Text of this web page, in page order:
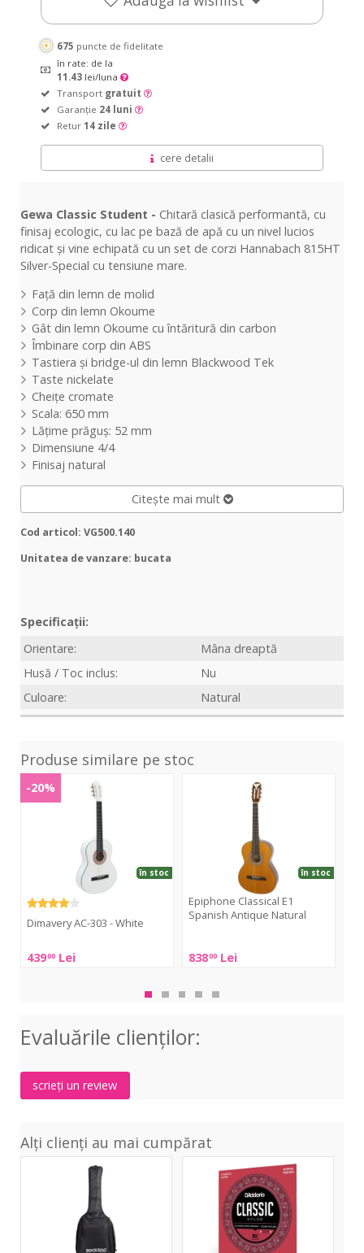
675 puncte de fidelitate
în rate: de la
11.43 lei/luna
Transport gratuit
Garanție 24 luni
Retur 14 zile
cere detalii
Gewa Classic Student - Chitară clasică performantă, cu
finisaj ecologic, cu lac pe bază de apă cu un nivel lucios
ridicat și vine echipată cu un set de corzi Hannabach 815HT
Silver-Special cu tensiune mare.
Față din lemn de molid
Corp din lemn Okoume
Gât din lemn Okoume cu întăritură din carbon
Îmbinare corp din ABS
Tastiera și bridge-ul din lemn Blackwood Tek
Taste nickelate
Cheițe cromate
Scala: 650 mm
Lățime prăguș: 52 mm
Dimensiune 4/4
Finisaj natural
Citește mai mult
Cod articol: VG500.140
Unitatea de vanzare: bucata
Specificații:
Orientare:
Mâna dreaptă
Husă / Toc inclus:
Nu
Culoare:
Natural
Produse similare pe stoc
AC-
Dimavery AC-303 - White
43900 Lei
-20%
în stoc
Dimavery
Epiphone Classical E1
Spanish Antique Natural
83800 Lei
în stoc
Classical
Spanish
Natural
Evaluările clienţilor:
scrieți un review
Alți clienți au mai cumpărat
Student